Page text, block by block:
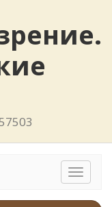
Toggle